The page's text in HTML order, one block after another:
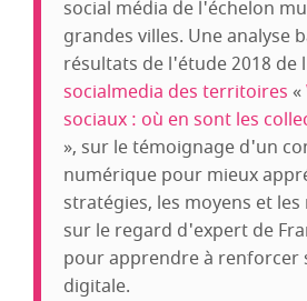
social média de l'échelon
grandes villes. Une analyse
résultats de l'étude 2018 de
socialmedia des territoires «
sociaux : où en sont les
», sur le témoignage d'un
numérique pour mieux
stratégies, les moyens et
sur le regard d'expert de
pour apprendre à renforcer
digitale.